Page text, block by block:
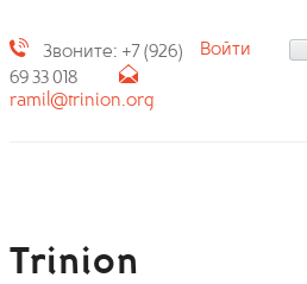
Звоните: +7 (926)
69 33 018
ramil@trinion.org
Войти
Trinion